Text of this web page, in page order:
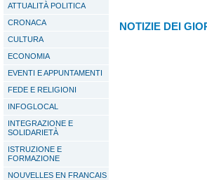
ATTUALITÀ POLITICA
CRONACA
CULTURA
ECONOMIA
EVENTI E APPUNTAMENTI
FEDE E RELIGIONI
INFOGLOCAL
INTEGRAZIONE E
SOLIDARIETÀ
ISTRUZIONE E
FORMAZIONE
NOUVELLES EN FRANCAIS
NOTIZIE DEI